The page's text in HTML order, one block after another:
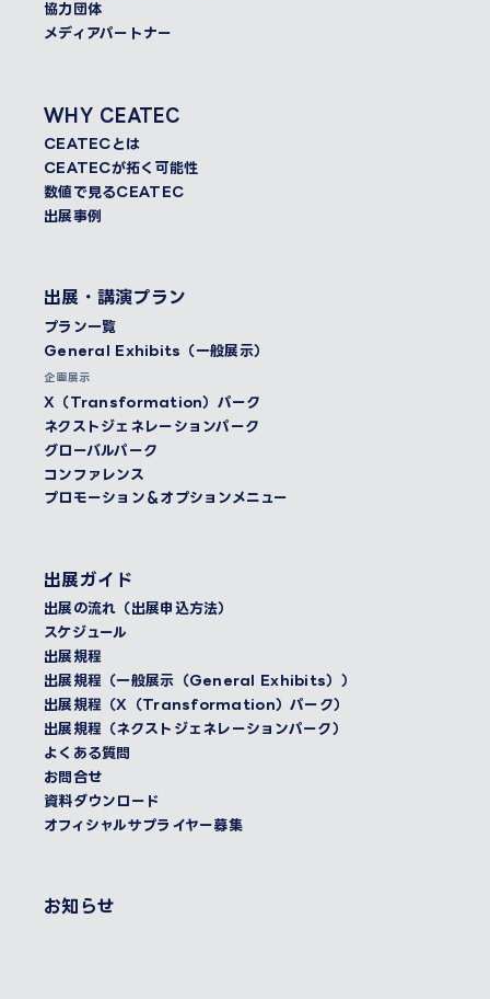
協力団体
メディアパートナー
WHY CEATEC
CEATECとは
CEATECが拓く可能性
数値で見るCEATEC
出展事例
出展・講演プラン
プラン一覧
General Exhibits（一般展示）
企画展示
X（Transformation）パーク
ネクストジェネレーションパーク
グローバルパーク
コンファレンス
プロモーション＆オプションメニュー
出展ガイド
出展の流れ（出展申込方法）
スケジュール
出展規程
出展規程（一般展示（General Exhibits））
出展規程（X（Transformation）パーク）
出展規程（ネクストジェネレーションパーク）
よくある質問
お問合せ
資料ダウンロード
オフィシャルサプライヤー募集
お知らせ